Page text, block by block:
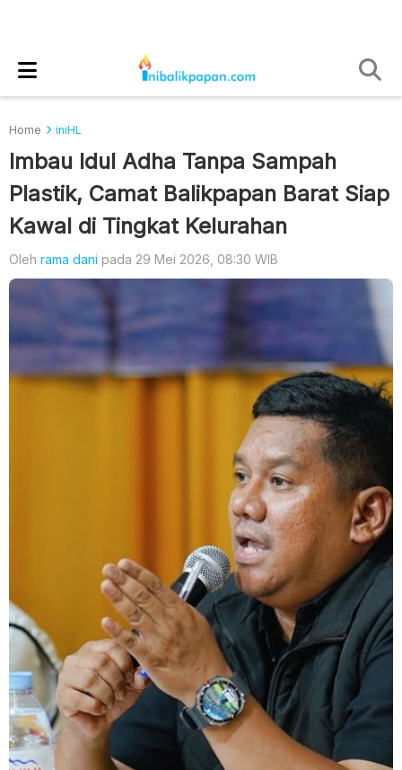
Home iniHL
Imbau Idul Adha Tanpa Sampah
Plastik, Camat Balikpapan Barat Siap
Kawal di Tingkat Kelurahan
Oleh rama dani pada 29 Mei 2026, 08:30 WIB